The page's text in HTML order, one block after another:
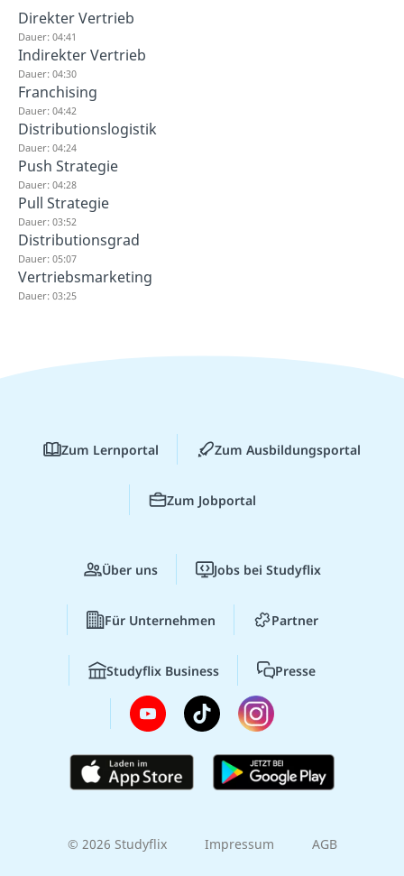
Direkter Vertrieb
Dauer: 04:41
Indirekter Vertrieb
Dauer: 04:30
Franchising
Dauer: 04:42
Distributionslogistik
Dauer: 04:24
Push Strategie
Dauer: 04:28
Pull Strategie
Dauer: 03:52
Distributionsgrad
Dauer: 05:07
Vertriebsmarketing
Dauer: 03:25
Zum Lernportal Zum Ausbildungsportal
Zum Jobportal
Über uns Jobs bei Studyflix
Für Unternehmen Partner
Studyflix Business Presse
© 2026 Studyflix Impressum AGB